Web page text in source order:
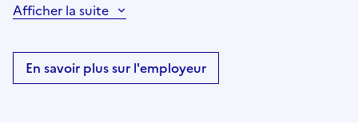
Afficher la suite
En savoir plus sur l'employeur